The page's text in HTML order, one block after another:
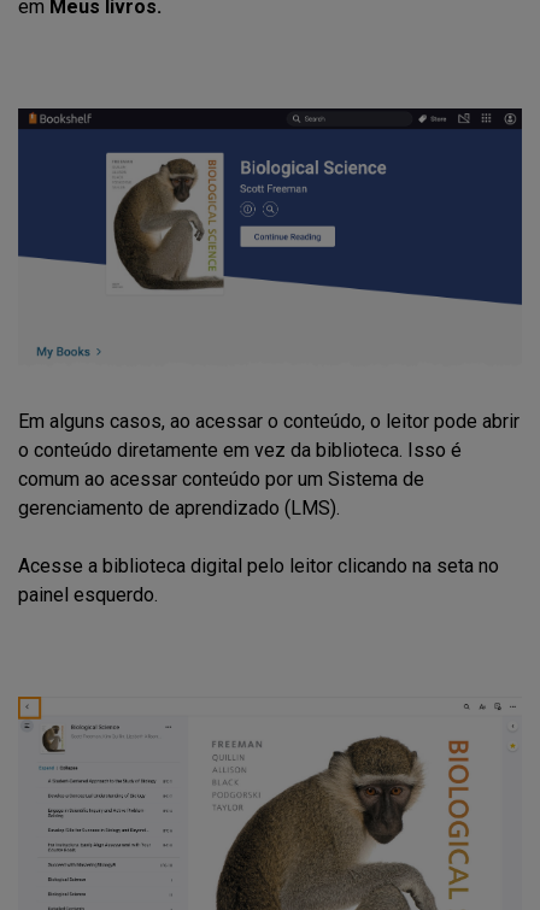
em Meus livros.
Em alguns casos, ao acessar o conteúdo, o leitor pode abrir
o conteúdo diretamente em vez da biblioteca. Isso é
comum ao acessar conteúdo por um Sistema de
gerenciamento de aprendizado (LMS).
Acesse a biblioteca digital pelo leitor clicando na seta no
painel esquerdo.